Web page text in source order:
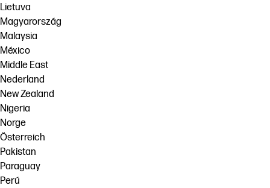
Lietuva
Magyarország
Malaysia
México
Middle East
Nederland
New Zealand
Nigeria
Norge
Österreich
Pakistan
Paraguay
Perú